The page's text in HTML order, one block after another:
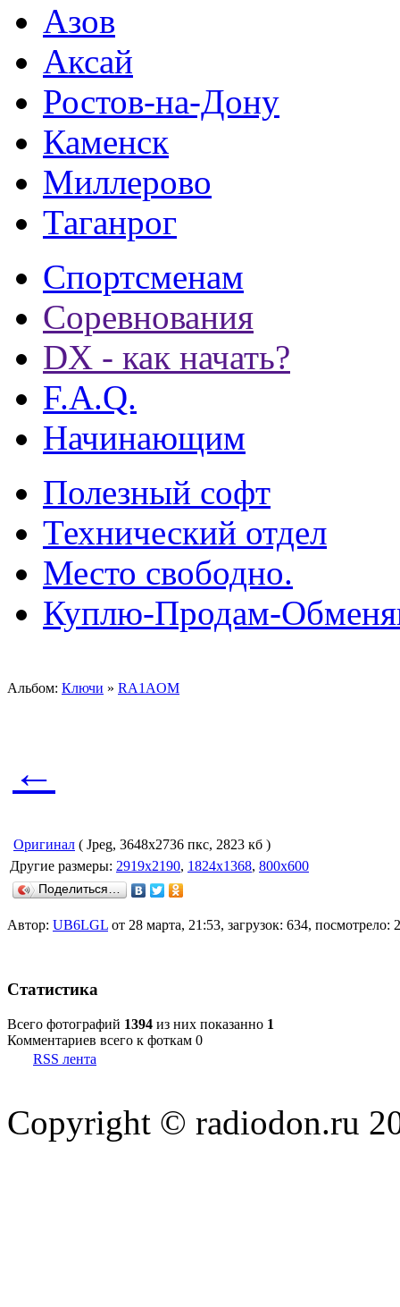
Азов
Аксай
Ростов-на-Дону
Каменск
Миллерово
Таганрог
Спортсменам
Соревнования
DX - как начать?
F.A.Q.
Начинающим
Полезный софт
Технический отдел
Место свободно.
Куплю-Продам-
Альбом: Ключи » RA1AOM
←
Оригинал ( Jpeg, 3648x2736 пкс, 2823 кб )
Другие размеры: 2919x2190, 1824x1368, 800x600
Поделиться…
Автор: UB6LGL от 28 марта, 21:53, загрузок: 634, посмотрело:
Статистика
Всего фотографий 1394 из них показанно 1
Комментариев всего к фоткам 0
RSS лента
Copyright © radiodon.ru